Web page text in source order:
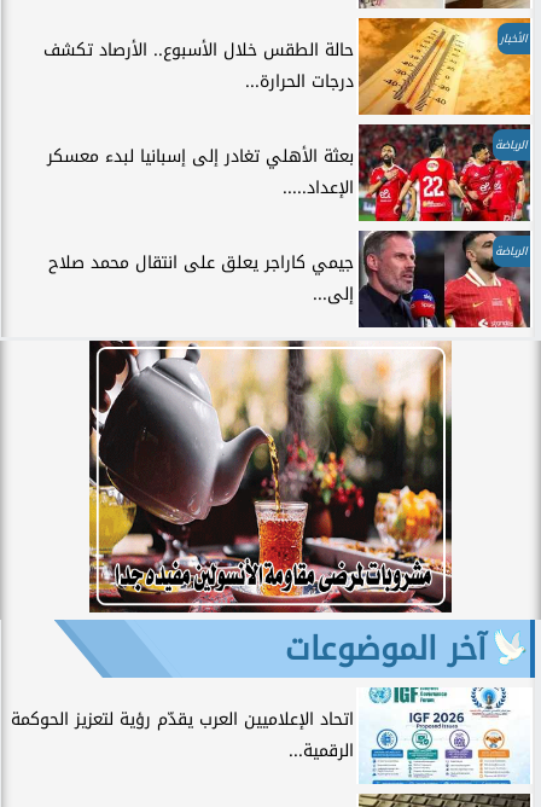
الأخبار
حالة الطقس خلال الأسبوع.. الأرصاد تكشف
درجات الحرارة...
الرياضة
بعثة الأهلي تغادر إلى إسبانيا لبدء معسكر
الإعداد.....
الرياضة
جيمي كاراجر يعلق على انتقال محمد صلاح
إلى...
آخر الموضوعات
اتحاد الإعلاميين العرب يقدّم رؤية لتعزيز الحوكمة
الرقمية...